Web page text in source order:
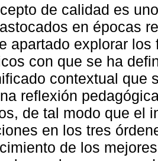
de calidad es
en épocas
apartado explorar
con que se ha
contextual que
reflexión
de tal modo que el
en los tres
de los